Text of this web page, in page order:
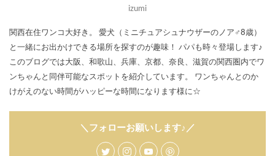
izumi
関西在住ワンコ大好き。 愛犬（ミニチュアシュナウザーのノア♂8歳）
と一緒にお出かけできる場所を探すのが趣味！ パパも時々登場します♪
このブログでは大阪、和歌山、兵庫、京都、奈良、滋賀の関西圏内でワ
ンちゃんと同伴可能なスポットを紹介しています。 ワンちゃんとのか
けがえのない時間がハッピーな時間になります様に☆
＼フォローお願いします♪／